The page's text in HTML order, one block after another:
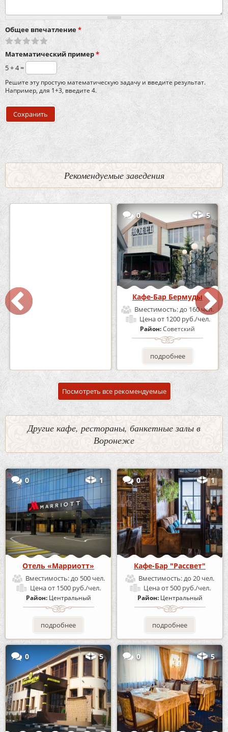
Общее впечатление*
Математический пример*
5 + 4 =
Решите эту простую математическую задачу и введите результат.
Например, для 1+3, введите 4.
Рекомендуемые заведения
Кафе «Шишка»
Вместимость:
0 5
Кафе-Бар Бермуды
Вместимость:до 160 чел.
Ценаот 1200 руб./чел.
Район:Советский
подробнее
Посмотреть все рекомендуемые
Другие кафе, рестораны, банкетные залы в
Воронеже
0 1
Отель «Марриотт»
Вместимость:до 500 чел.
Ценаот 1500 руб./чел.
Район: Центральный
подробнее
0 1
Кафе-Бар "Рассвет"
Вместимость:до 20 чел.
Ценаот 500 руб./чел.
Район: Центральный
подробнее
0 5 0 5